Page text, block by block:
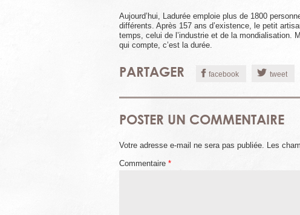
Aujourd’hui, Ladurée emploie plus de 1800
différents. Après 157 ans d’existence, le petit
temps, celui de l’industrie et de la mondialisation.
qui compte, c’est la durée.
PARTAGER facebook tweet
POSTER UN COMMENTAIRE
Votre adresse e-mail ne sera pas publiée. Les
Commentaire *